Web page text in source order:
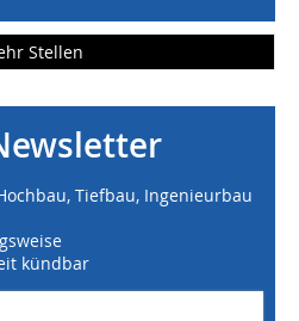
Stellen
Tiefbau, Ingenieurbau
kündbar